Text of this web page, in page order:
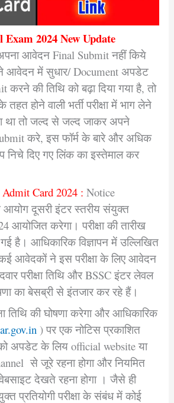
Exam 2024 New Update
आवेदन Final Submit नहीं किये
आवेदन में सुधार/ Document अपडेट
की तिथि को बढ़ा दिया गया है, तो
होने वाली भर्ती परीक्षा में भाग लेने
था तो जल्द से जल्द जाकर अपने
करे, इस फॉर्म के बारे और अधिक
निचे दिए गए लिंक का इस्तेमाल कर
Card 2024 : Notice
आयोग दूसरी इंटर स्तरीय संयुक्त
आयोजित करेगा। परीक्षा की तारीख
है। आधिकारिक विज्ञापन में उल्लिखित
कई आवेदकों ने इस परीक्षा के लिए आवेदन
परीक्षा तिथि और BSSC इंटर लेवल
का बेसब्री से इंतजार कर रहे हैं।
तिथि की घोषणा करेगा और आधिकारिक
) पर एक नोटिस प्रकाशित
को अपडेट के लिय official website या
से जूरे रहना होगा और नियमित
देखते रहना होगा । जैसे ही
प्रतियोगी परीक्षा के संबंध में कोई